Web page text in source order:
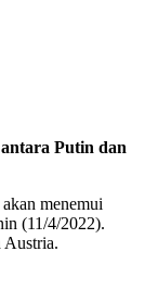
Putin dan
menemui
(11/4/2022).
Austria.